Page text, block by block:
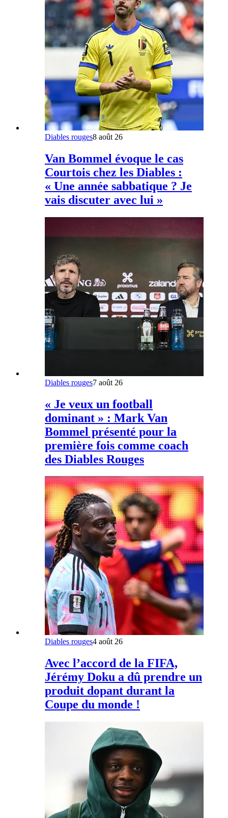
Diables rouges8 août 26
Van Bommel évoque le cas
Courtois chez les Diables :
« Une année sabbatique ? Je
vais discuter avec lui »
Diables rouges7 août 26
« Je veux un football
dominant » : Mark Van
Bommel présenté pour la
première fois comme coach
des Diables Rouges
Diables rouges4 août 26
Avec l’accord de la FIFA,
Jérémy Doku a dû prendre un
produit dopant durant la
Coupe du monde !